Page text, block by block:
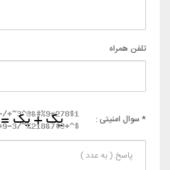
تلفن همراه
* سوال امنیتی :